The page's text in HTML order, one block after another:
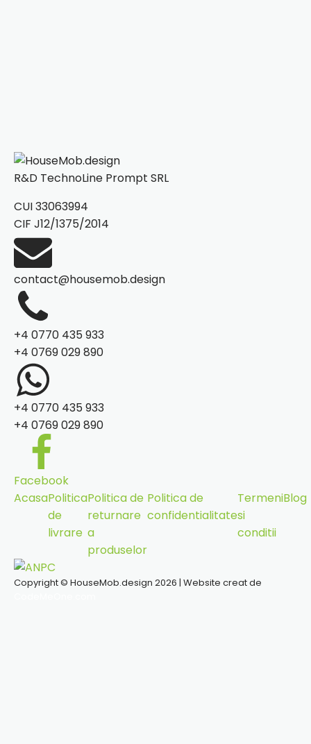
R&D TechnoLine Prompt SRL
CUI 33063994
CIF J12/1375/2014
AcasaPolitica
de
livrare
Politica de
returnare
a
produselor
Politica de
confidentialitate
Termeni
si
conditii
Blog
contact@housemob.design
+4 0770 435 933
+4 0769 029 890
+4 0770 435 933
+4 0769 029 890
Facebook
Copyright © HouseMob.design 2026 | Website creat de